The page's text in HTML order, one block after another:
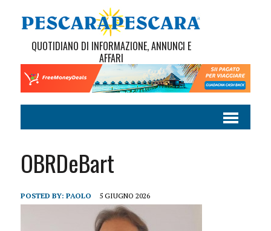
QUOTIDIANO DI INFORMAZIONE, ANNUNCI E
AFFARI
OBRDeBart
POSTED BY: PAOLO 5 GIUGNO 2026